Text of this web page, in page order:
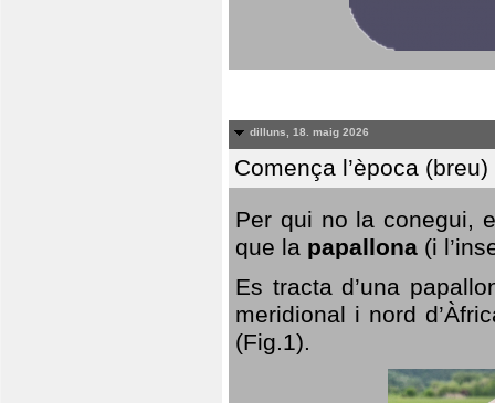
dilluns, 18. maig 2026
Comença l’època
Per qui no la conegui,
que la papallona (i
Es tracta d’una
meridional i nord
(Fig.1).